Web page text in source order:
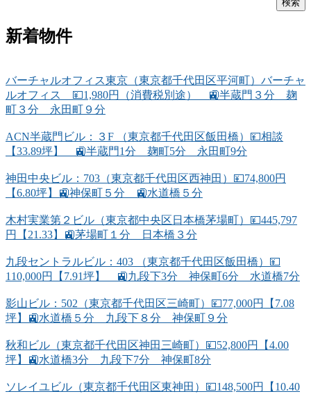
新着物件
バーチャルオフィス東京（東京都千代田区平河町）バーチャ
ルオフィス 💴1,980円（消費税別途） 🚉半蔵門３分 麹
町３分 永田町９分
ACN半蔵門ビル：３F （東京都千代田区飯田橋）💴相談
【33.89坪】 🚉半蔵門1分 麹町5分 永田町9分
神田中央ビル：703（東京都千代田区西神田）💴74,800円
【6.80坪】🚉神保町５分 🚉水道橋５分
木村実業第２ビル（東京都中央区日本橋茅場町）💴445,797
円【21.33】🚉茅場町１分 日本橋３分
九段セントラルビル：403 （東京都千代田区飯田橋）💴
110,000円【7.91坪】 🚉九段下3分 神保町6分 水道橋7分
影山ビル：502（東京都千代田区三崎町）💴77,000円【7.08
坪】🚉水道橋５分 九段下８分 神保町９分
秋和ビル（東京都千代田区神田三崎町）💴52,800円【4.00
坪】🚉水道橋3分 九段下7分 神保町8分
ソレイユビル（東京都千代田区東神田）💴148,500円【10.40